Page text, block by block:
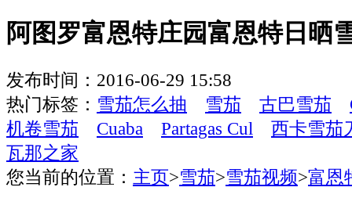
阿图罗富恩特庄园富恩特日晒
发布时间：2016-06-29 15:58
热门标签： 雪茄怎么抽 雪茄 古巴雪茄
机卷雪茄
Cuaba Partagas Cul
西卡雪茄
瓦那之家
您当前的位置： 主页>雪茄>雪茄视频>富恩